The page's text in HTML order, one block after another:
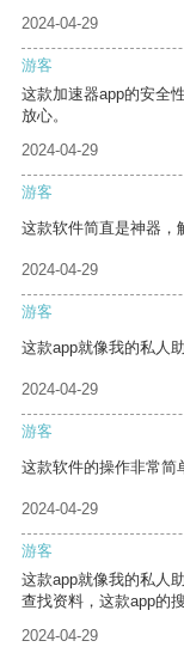
2024-04-29
游客
这款加速器app的安全
放心。
2024-04-29
游客
这款软件简直是神器，
2024-04-29
游客
这款app就像我的私人
2024-04-29
游客
这款软件的操作非常简
2024-04-29
游客
这款app就像我的私人
查找资料，这款app的
2024-04-29